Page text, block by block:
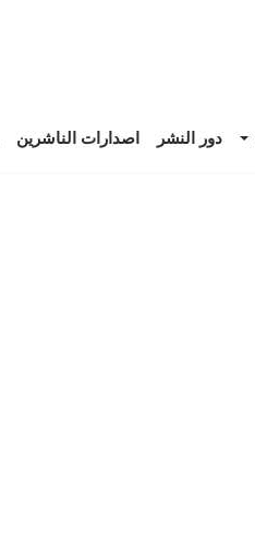
دور النشر اصدارات الناشرين